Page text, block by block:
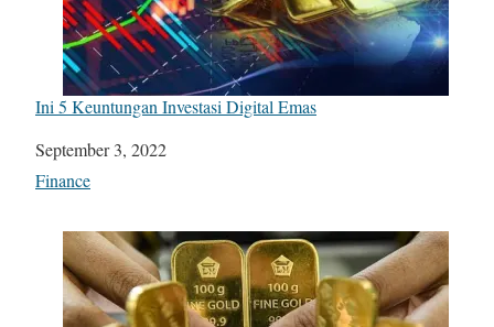
Ini 5 Keuntungan Investasi Digital Emas
Date
September 3, 2022
In relation to
Finance